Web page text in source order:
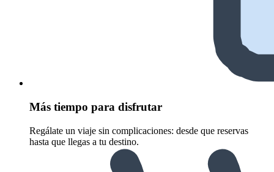
Más tiempo para disfrutar
Regálate un viaje sin complicaciones: desde que reservas
hasta que llegas a tu destino.